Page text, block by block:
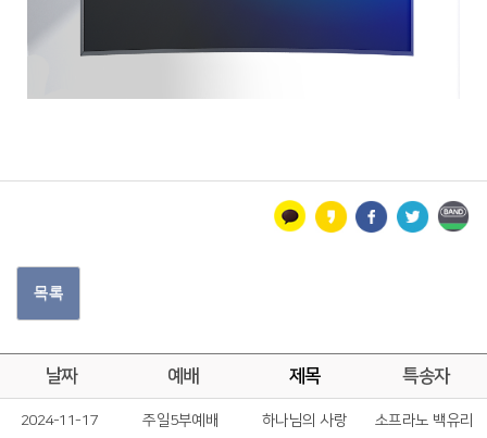
목록
날짜 예배 제목 특송자
2024-11-17 주일5부예배 하나님의 사랑 소프라노 백유리